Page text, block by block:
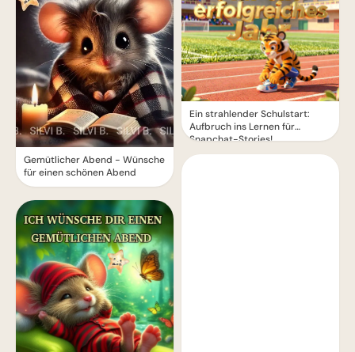
Gemütlicher Abend - Wünsche
für einen schönen Abend
Ein strahlender Schulstart:
Aufbruch ins Lernen für
Snapchat-Stories!